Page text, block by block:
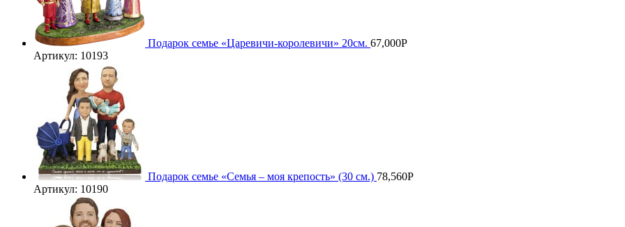
Подарок семье «Царевичи-королевичи» 20см. 67,000Р
Артикул: 10193
Подарок семье «Семья – моя крепость» (30 см.) 78,560Р
Артикул: 10190